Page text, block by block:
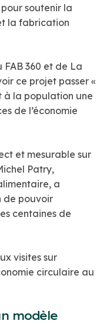
soutenir la
la fabrication
360 et de La
ce projet passer «
à la population une
de l’économie
et mesurable sur
Patry,
a
de pouvoir
centaines de
visites sur
circulaire au
modèle